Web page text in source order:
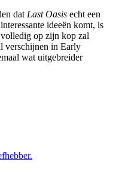
dat Last Oasis echt een
ideeën komt, is
volledig op zijn kop zal
verschijnen in Early
wat uitgebreider